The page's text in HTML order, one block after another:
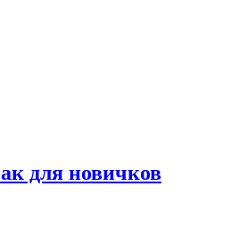
для новичков